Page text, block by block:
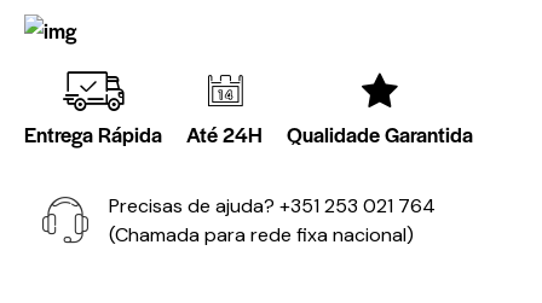
Entrega Rápida Até 24H Qualidade Garantida
Precisas de ajuda? +351 253 021 764
(Chamada para rede fixa nacional)